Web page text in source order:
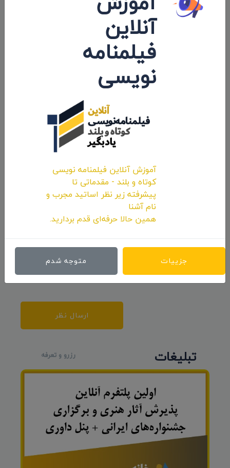
درگاه فیلم ایران افتتاح شد
اولین کامنت و یا نظر را شما ثبت کنید.
ارسال نظرات
ارسال نظر
تبلیغات رزرو و تعرفه
آنلاین
فیلمنامه
نویسی
آموزش آنلاین فیلمنامه نویسی
کوتاه و بلند - مقدماتی تا
پیشرفته زیر نظر اساتید مجرب و
نام آشنا
همین حالا حرفه‌ای قدم بردارید.
جزییات متوجه شدم